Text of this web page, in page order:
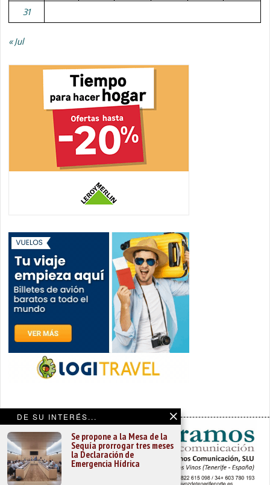
DE SU INTERÉS...
Se propone a la Mesa de la
Sequía prorrogar tres meses
la Declaración de
Emergencia Hídrica
31
« Jul